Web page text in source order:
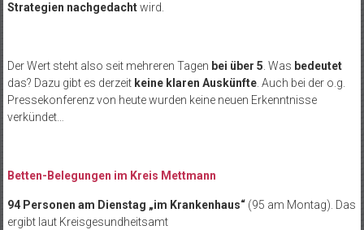
Strategien nachgedachtwird.
Der Wert steht also seit mehreren Tagen bei über 5. Was bedeutet
das? Dazu gibt es derzeit keine klaren Auskünfte. Auch bei der o.g.
Pressekonferenz von heute wurden keine neuen Erkenntnisse
verkündet…
Betten-Belegungen im Kreis Mettmann
94 Personen am Dienstag „im Krankenhaus“ (95 am Montag). Das
ergibt laut Kreisgesundheitsamt